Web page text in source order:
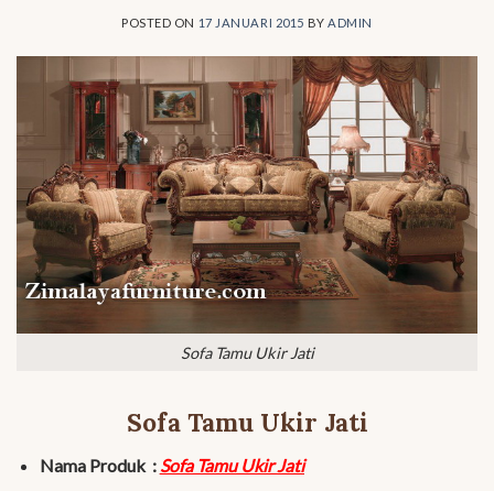
POSTED ON 17 JANUARI 2015 BYADMIN
Sofa Tamu Ukir Jati
Sofa Tamu Ukir Jati
Nama Produk : Sofa Tamu Ukir Jati